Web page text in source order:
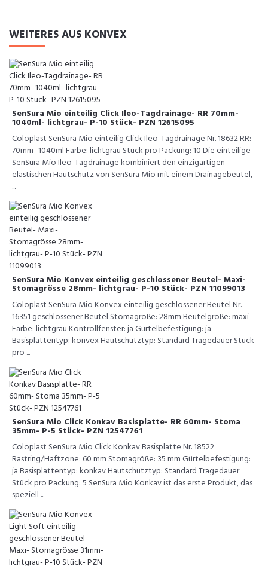
WEITERES AUS KONVEX
SenSura Mio einteilig Click Ileo-Tagdrainage- RR 70mm-
1040ml- lichtgrau- P-10 Stück- PZN 12615095
Coloplast SenSura Mio einteilig Click Ileo-Tagdrainage Nr. 18632 RR:
70mm- 1040ml Farbe: lichtgrau Stück pro Packung: 10 Die einteilige
SenSura Mio Ileo-Tagdrainage kombiniert den einzigartigen
elastischen Hautschutz von SenSura Mio mit einem Drainagebeutel,
...
SenSura Mio Konvex einteilig geschlossener Beutel- Maxi-
Stomagrösse 28mm- lichtgrau- P-10 Stück- PZN 11099013
Coloplast SenSura Mio Konvex einteilig geschlossener Beutel Nr.
16351 geschlossener Beutel Stomagröße: 28mm Beutelgröße: maxi
Farbe: lichtgrau Kontrollfenster: ja Gürtelbefestigung: ja
Basisplattentyp: konvex Hautschutztyp: Standard Tragedauer Stück
pro ...
SenSura Mio Click Konkav Basisplatte- RR 60mm- Stoma
35mm- P-5 Stück- PZN 12547761
Coloplast SenSura Mio Click Konkav Basisplatte Nr. 18522
Rastring/Haftzone: 60 mm Stomagröße: 35 mm Gürtelbefestigung:
ja Basisplattentyp: konkav Hautschutztyp: Standard Tragedauer
Stück pro Packung: 5 SenSura Mio Konkav ist das erste Produkt, das
speziell ...